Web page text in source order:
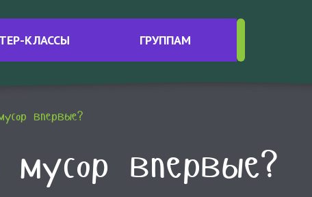
КЛАССЫ ГРУППАМ
Интересные материалы
Контакты
впервые?
впервые?